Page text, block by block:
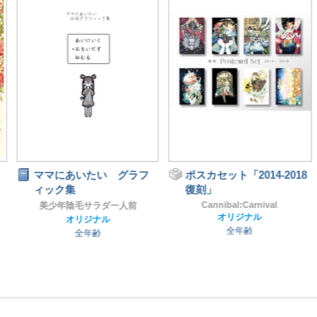
ママにあいたい グラフ
ィック集
美少年陰毛サラダ一人前
オリジナル
全年齢
ポスカセット「2014-2018
復刻」
Cannibal:Carnival
オリジナル
全年齢